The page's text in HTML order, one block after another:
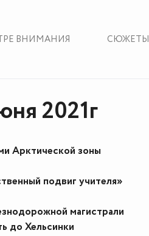
ВНИМАНИЯ СЮЖЕТЫ
2021г
Арктической зоны
подвиг учителя»
магистрали
до Хельсинки